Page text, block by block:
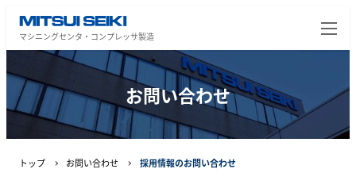
マシニングセンタ・コンプレッサ製造
お問い合わせ
トップ お問い合わせ 採用情報のお問い合わせ